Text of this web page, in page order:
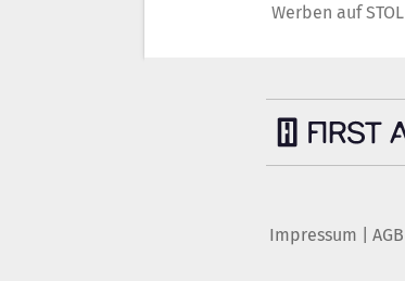
Werben auf STOL
Impressum AGB